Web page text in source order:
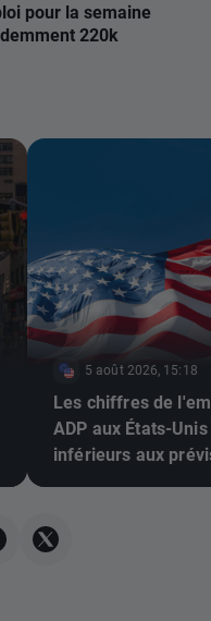
pour la semaine
220k
5 août 2026, 15:18
Les chiffres de
ADP aux États-
inférieurs aux